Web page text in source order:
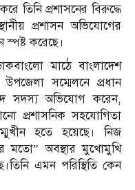
তিনি প্রশাসনের বিরুদ্ধে
প্রশাসন অভিযোগের
স্পষ্ট করেছে।
মাঠে বাংলাদেশ
সম্মেলনে প্রধান
সদস্য অভিযোগ করেন,
প্রশাসনিক সহযোগিতা
হতে হয়েছে। নিজ
মতো” অবস্থার মুখোমুখি
এমন পরিস্থিতি কেন